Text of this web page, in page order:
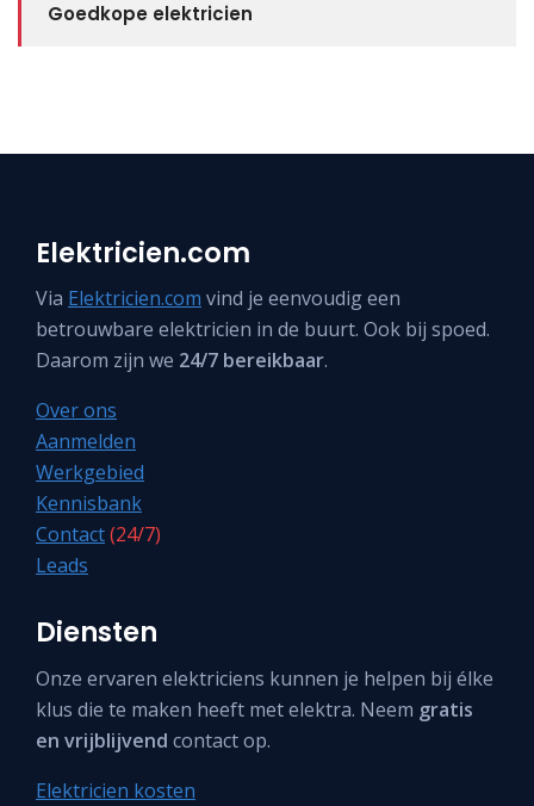
Goedkope elektricien
Elektricien.com
Via Elektricien.com vind je eenvoudig een
betrouwbare elektricien in de buurt. Ook bij spoed.
Daarom zijn we 24/7 bereikbaar.
Over ons
Aanmelden
Werkgebied
Kennisbank
Contact(24/7)
Leads
Diensten
Onze ervaren elektriciens kunnen je helpen bij élke
klus die te maken heeft met elektra. Neem gratis
en vrijblijvend contact op.
Elektricien kosten